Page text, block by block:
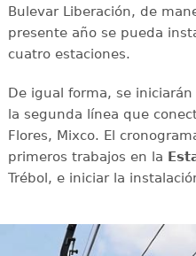
Bulevar Liberación, de
presente año se pueda
cuatro estaciones.
De igual forma, se
la segunda línea que
Flores, Mixco. El
primeros trabajos en la
Trébol, e iniciar la